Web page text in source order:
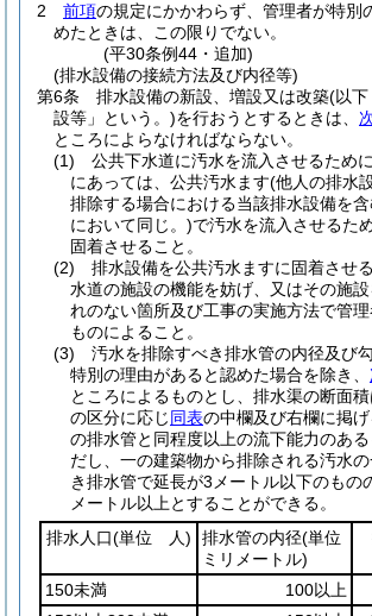
2
前項の規定にかかわらず、管理者が特別
めたときは、この限りでない。
(平30条例44・追加)
(排水設備の接続方法及び内径等)
第6条
排水設備の新設、増設又は改築(以下
設等」という。)を行おうとするときは、
ところによらなければならない。
(1)
公共下水道に汚水を流入させるため
にあっては、公共汚水ます(他人の排水
排除する場合における当該排水設備を
において同じ。)で汚水を流入させるた
固着させること。
(2)
排水設備を公共汚水ますに固着させ
水道の施設の機能を妨げ、又はその施
れのない箇所及び工事の実施方法で管
ものによること。
(3)
汚水を排除すべき排水管の内径及び
特別の理由があると認めた場合を除き、
ところによるものとし、排水渠の断面積
の区分に応じ同表の中欄及び右欄に掲
の排水管と同程度以上の流下能力のある
だし、一の建築物から排除される汚水
き排水管で延長が3メートル以下のもの
メートル以上とすることができる。
排水人口(単位 人) 排水管の内径(単位
ミリメートル)
150未満 100以上